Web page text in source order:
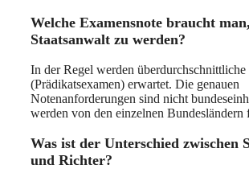
Welche Examensnote braucht
Staatsanwalt zu werden?
In der Regel werden überdurchschnittliche
(Prädikatsexamen) erwartet. Die genauen
Notenanforderungen sind nicht
werden von den einzelnen Bundesländern
Was ist der Unterschied zwischen
und Richter?